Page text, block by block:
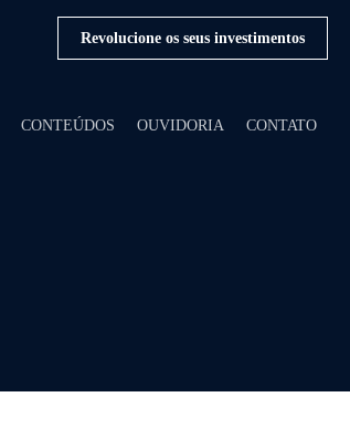
Revolucione os seus investimentos
CONTEÚDOS OUVIDORIA CONTATO